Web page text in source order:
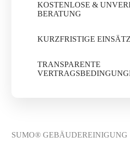
KOSTENLOSE &
BERATUNG
KURZFRISTIGE
TRANSPARENTE
SUMO® GEBÄUDEREINIGUNG